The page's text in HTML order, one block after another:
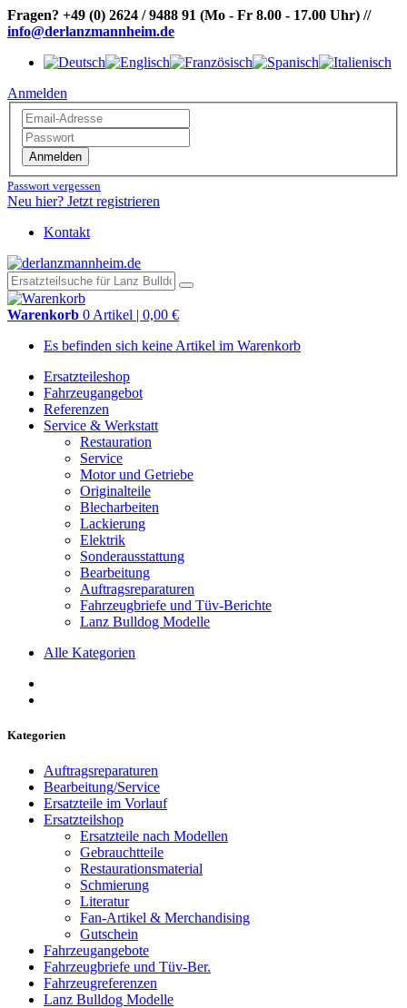
Fragen? +49 (0) 2624 / 9488 91 (Mo - Fr 8.00 - 17.00 Uhr) //
info@derlanzmannheim.de
Anmelden
Anmelden
Passwort vergessen
Neu hier? Jetzt registrieren
Kontakt
Warenkorb 0 Artikel | 0,00 €
Es befinden sich keine Artikel im Warenkorb
Ersatzteileshop
Fahrzeugangebot
Referenzen
Service & Werkstatt
Restauration
Service
Motor und Getriebe
Originalteile
Blecharbeiten
Lackierung
Elektrik
Sonderausstattung
Bearbeitung
Auftragsreparaturen
Fahrzeugbriefe und Tüv-Berichte
Lanz Bulldog Modelle
Alle Kategorien
Kategorien
Auftragsreparaturen
Bearbeitung/Service
Ersatzteile im Vorlauf
Ersatzteilshop
Ersatzteile nach Modellen
Gebrauchtteile
Restaurationsmaterial
Schmierung
Literatur
Fan-Artikel & Merchandising
Gutschein
Fahrzeugangebote
Fahrzeugbriefe und Tüv-Ber.
Fahrzeugreferenzen
Lanz Bulldog Modelle